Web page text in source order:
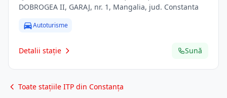
DOBROGEA II, GARAJ, nr. 1, Mangalia, jud. Constanta
Autoturisme
Detalii stație Sună
Toate stațiile ITP din Constanța